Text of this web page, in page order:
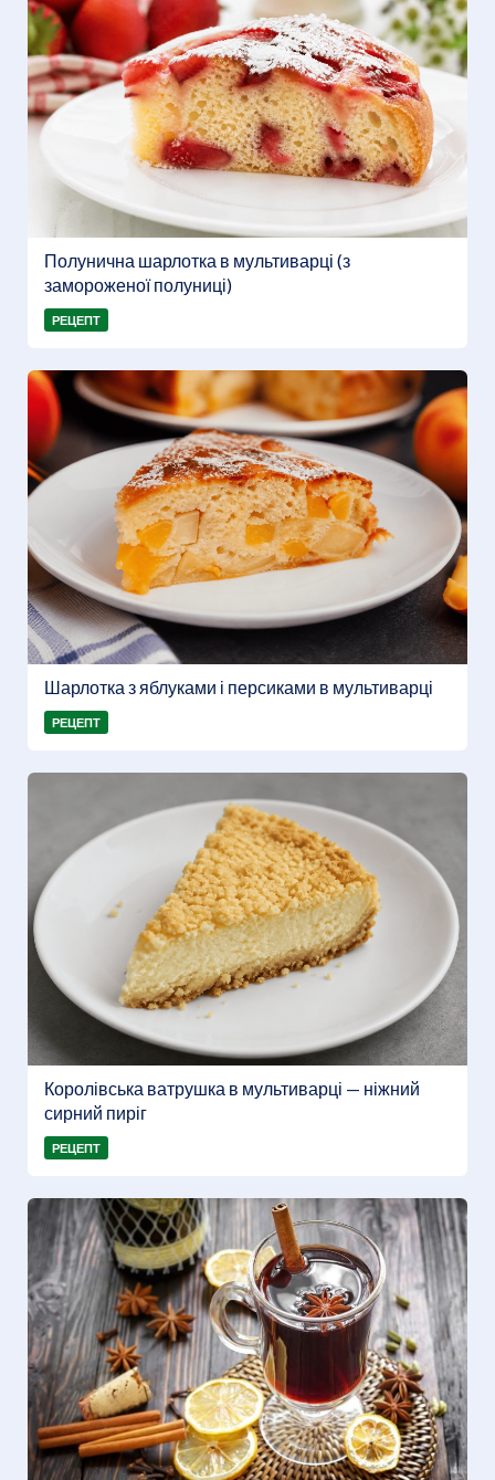
Полунична шарлотка в мультиварці (з
замороженої полуниці)
РЕЦЕПТ
Шарлотка з яблуками і персиками в мультиварці
РЕЦЕПТ
Королівська ватрушка в мультиварці — ніжний
сирний пиріг
РЕЦЕПТ